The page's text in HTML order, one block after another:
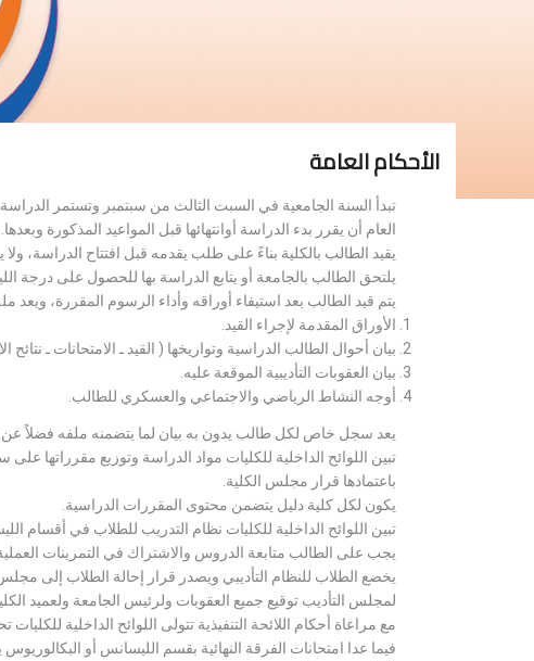
الأحكام العامة
تبدأ السنة الجامعية في السبت الثالث من سبتمبر وتستمر
العام أن يقرر بدء الدراسة أوانتهائها قبل المواعيد المذكورة وبعدها.
يقيد الطالب بالكلية بناءً على طلب يقدمه قبل افتتاح الدراسة،
يلتحق الطالب بالجامعة أو يتابع الدراسة بها للحصول على درجة
يتم قيد الطالب بعد استيفاء أوراقه وأداء الرسوم المقررة،
الأوراق المقدمة لإجراء القيد.
بيان أحوال الطالب الدراسية وتواريخها ( القيد ـ الامتحانات ـ نتائح
بيان العقوبات التأديبية الموقعة عليه.
أوجه النشاط الرياضي والاجتماعي والعسكري للطالب.
يعد سجل خاص لكل طالب يدون به بيان لما يتضمنه ملفه فضلاً عن
تبين اللوائح الداخلية للكليات مواد الدراسة وتوزيع
باعتمادها قرار مجلس الكلية.
يكون لكل كلية دليل يتضمن محتوى المقررات الدراسية.
تبين اللوائح الداخلية للكليات نظام التدريب للطلاب في أقسام
يجب على الطالب متابعة الدروس والاشتراك في التمرينات العملية
يخضع الطلاب للنظام التأديبي ويصدر قرار إحالة الطلاب إلى
لمجلس التأديب توقيع جميع العقوبات ولرئيس الجامعة ولعميد
مع مراعاة أحكام اللائحة التنفيذية تتولى اللوائح الداخلية للكليات
فيما عدا امتحانات الفرقة النهائية بقسم الليسانس أو